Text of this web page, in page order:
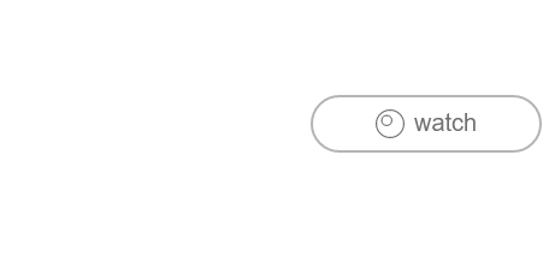
ドリップ珈琲とボールペンを主軸に様々な素材を